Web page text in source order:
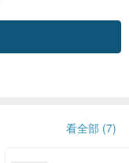
看全部 (7)